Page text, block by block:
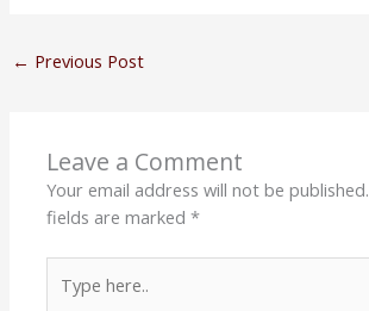
← Previous Post
Leave a Comment
Your email address will not be published.
fields are marked*
here..